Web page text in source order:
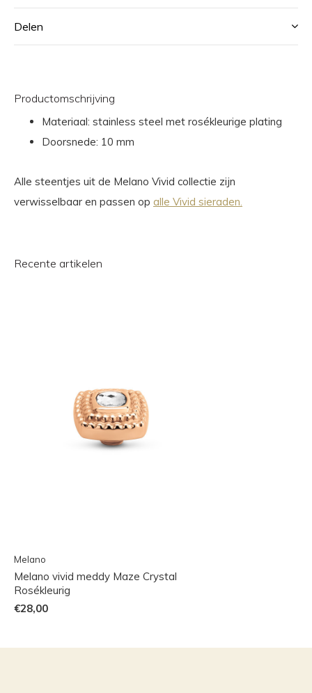
Delen
Productomschrijving
Materiaal: stainless steel met rosékleurige plating
Doorsnede: 10 mm
Alle steentjes uit de Melano Vivid collectie zijn
verwisselbaar en passen op alle Vivid sieraden.
Recente artikelen
Melano
Melano vivid meddy Maze Crystal
Rosékleurig
€28,00